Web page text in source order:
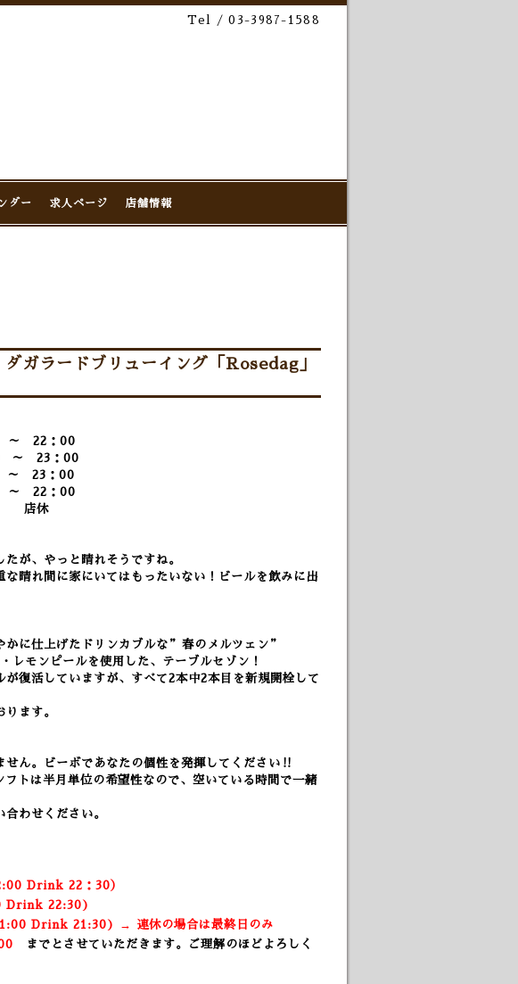
Tel / 03-3987-1588
ダー 求人ページ 店舗情報
ガラードブリューイング「Rosedag」
～ 22：00
～ 23：00
23：00
：00
休
が、やっと晴れそうですね。
晴れ間に家にいてはもったいない！
ビールを飲みに出
かに仕上げたドリンカブルな”春のメルツェン”
レモンピールを使用した、テーブルセゾン！
復活していますが、すべて2本中2本目を新規開栓して
ます。
ん。
ビーボであなたの個性を発揮してください‼
は半月単位の希望性なので、空いている時間で一緒
わせください。
Drink 22：30）
Drink 22:30)
Drink 21:30) → 連休の場合は最終日のみ
00
までとさせていただきます。ご理解のほどよろしく